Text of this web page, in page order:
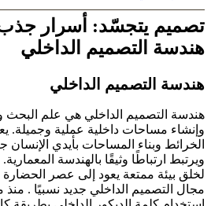
يتجسّد: أسرار جذب
التصميم الداخلي
التصميم الداخلي
التصميم الداخلي هي علم البحث
مساحات داخلية عملية وجميلة. يعد
وبناء المساحات بأيدي الإنسان جزءًا
ارتباطًا وثيقًا بالهندسة المعمارية.
ممتعة يعود إلى عصر الحضارة
الداخلي جديد نسبيًا . منذ